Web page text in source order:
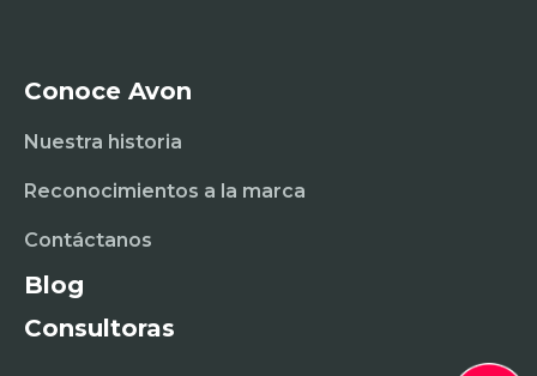
Conoce Avon
Nuestra historia
Reconocimientos a la marca
Contáctanos
Blog
Consultoras